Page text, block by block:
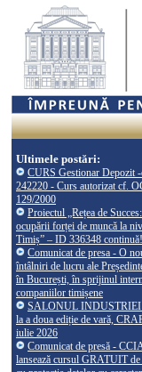
Ultimele postări:
CURS Gestionar Depozit
242220 - Curs autorizat cf.
129/2000
Proiectul „Rețea de
ocupării forței de muncă la
Timiș” – ID 336348 continuă!
Comunicat de presa - O
întâlniri de lucru ale
în București, în sprijinul
companiilor timișene
SALONUL INDUSTRIEI
la a doua ediție de vară,
iulie 2026
Comunicat de presă -
lansează cursul GRATUIT